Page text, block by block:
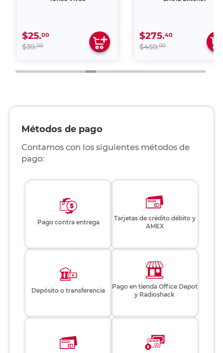
$25.00
$39.00
$275.40
$459.00
Métodos de pago
Contamos con los siguientes métodos de
pago:
Pago contra entrega
Tarjetas de crédito débito y
AMEX
Depósito o transferencia
Pago en tienda Office Depot
y Radioshack